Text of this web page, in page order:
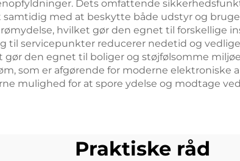
Dets omfattende
med at beskytte både udstyr og
hvilket gør den egnet til forskellige
til servicepunkter reducerer nedetid og
den egnet til boliger og støjfølsomme
som er afgørende for moderne elektroniske
mulighed for at spore ydelse og modtage
Praktiske råd